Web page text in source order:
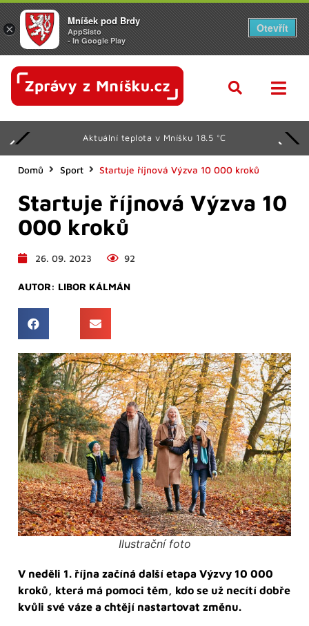
Aktuální teplota v Mníšku 18.5 °C
Domů Sport Startuje říjnová Výzva 10 000 kroků
Startuje říjnová Výzva 10
000 kroků
26. 09. 2023 92
AUTOR: LIBOR KÁLMÁN
Ilustrační foto
V neděli 1. října začíná další etapa Výzvy 10 000
kroků, která má pomoci těm, kdo se už necítí dobře
kvůli své váze a chtějí nastartovat změnu.
×
Mníšek pod Brdy
AppSisto
- In Google Play
Otevřít